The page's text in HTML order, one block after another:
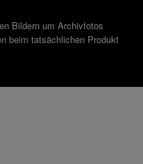
Bildern um Archivfotos
beim tatsächlichen Produkt